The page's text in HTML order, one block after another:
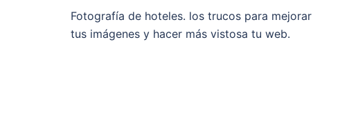
Fotografía de hoteles. los trucos para mejorar
tus imágenes y hacer más vistosa tu web.